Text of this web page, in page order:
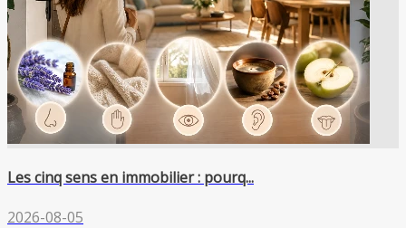
Les cinq sens en immobilier : pourq...
2026-08-05